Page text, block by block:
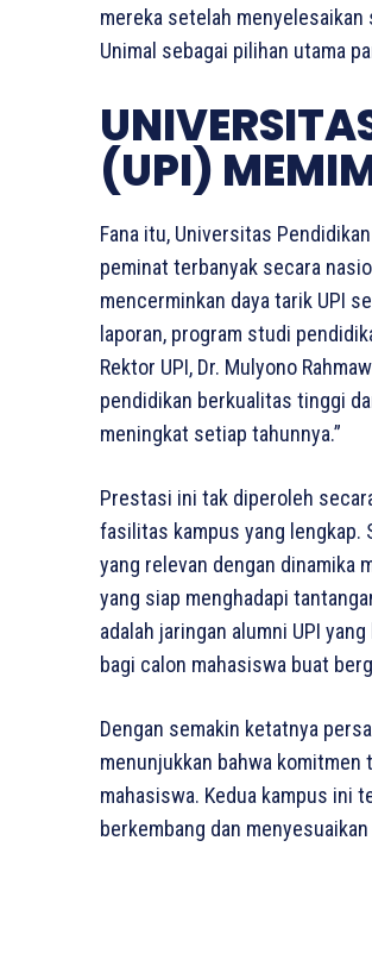
mereka setelah
Unimal sebagai pilihan utama
(UPI)
Fana itu, Universitas
peminat terbanyak secara
mencerminkan daya tarik UPI
laporan, program studi
Rektor UPI, Dr. Mulyono
pendidikan berkualitas tinggi
meningkat setiap tahunnya.”
Prestasi ini tak diperoleh
fasilitas kampus yang lengkap.
yang relevan dengan dinamika
yang siap menghadapi
adalah jaringan alumni UPI
bagi calon mahasiswa buat
Dengan semakin ketatnya
menunjukkan bahwa
mahasiswa. Kedua kampus ini
berkembang dan